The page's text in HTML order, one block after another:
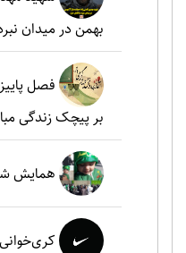
بهمن در میدان
فصل
بر پیچک زندگی
همایش